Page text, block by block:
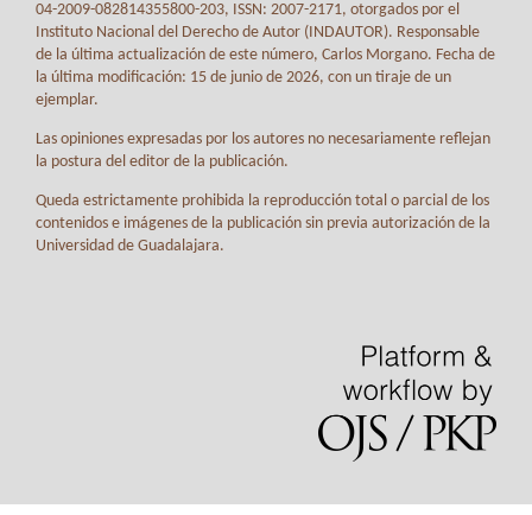
04-2009-082814355800-203, ISSN: 2007-2171, otorgados por el
Instituto Nacional del Derecho de Autor (INDAUTOR). Responsable
de la última actualización de este número, Carlos Morgano. Fecha de
la última modificación: 15 de junio de 2026, con un tiraje de un
ejemplar.
Las opiniones expresadas por los autores no necesariamente reflejan
la postura del editor de la publicación.
Queda estrictamente prohibida la reproducción total o parcial de los
contenidos e imágenes de la publicación sin previa autorización de la
Universidad de Guadalajara.